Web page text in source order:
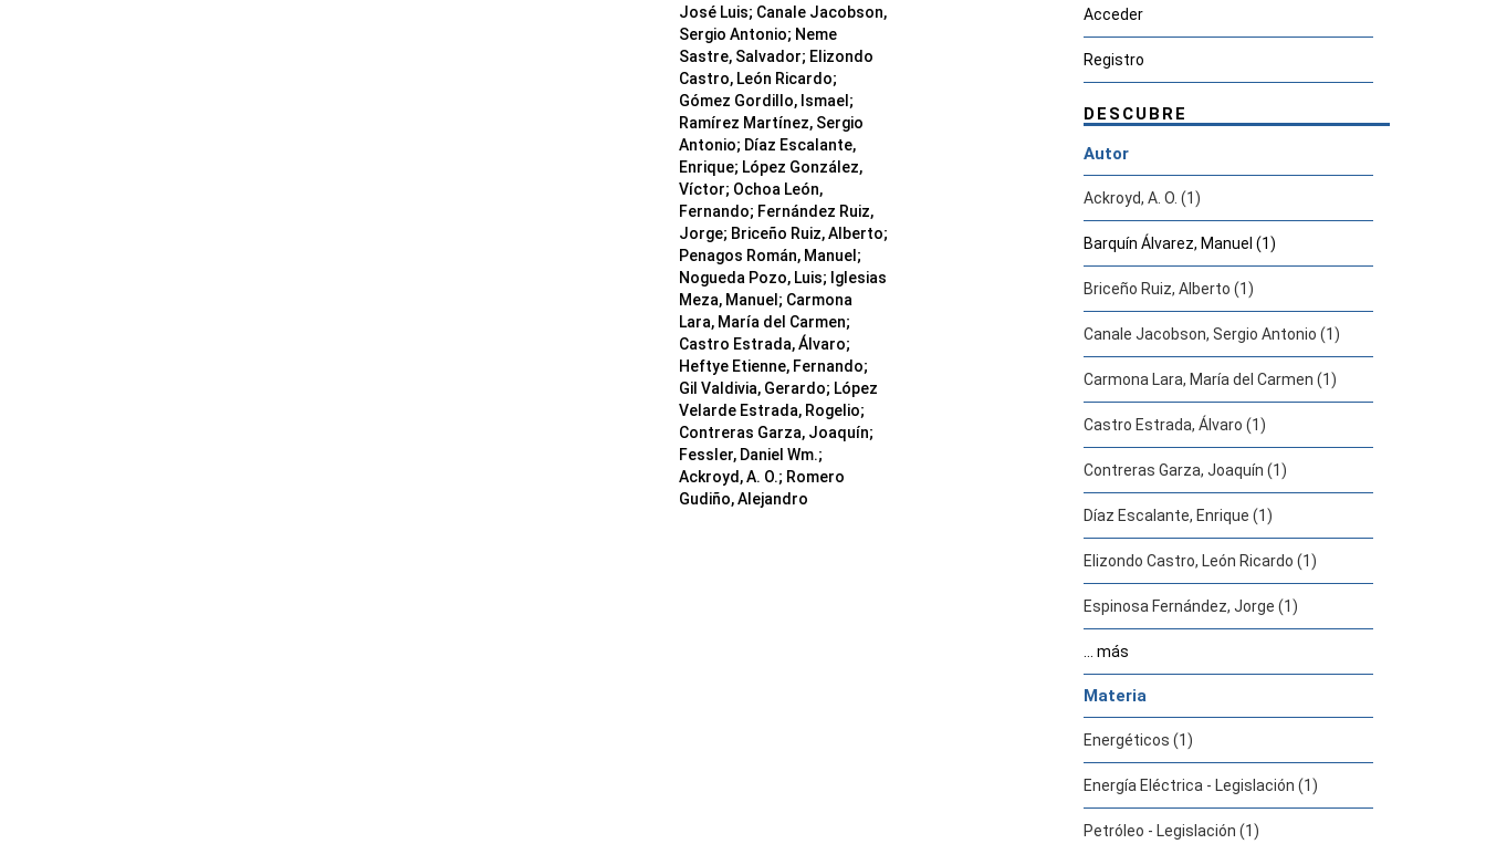
José Luis; Canale Jacobson,
Sergio Antonio; Neme
Sastre, Salvador; Elizondo
Castro, León Ricardo;
Gómez Gordillo, Ismael;
Ramírez Martínez, Sergio
Antonio; Díaz Escalante,
Enrique; López González,
Víctor; Ochoa León,
Fernando; Fernández Ruiz,
Jorge; Briceño Ruiz, Alberto;
Penagos Román, Manuel;
Nogueda Pozo, Luis; Iglesias
Meza, Manuel; Carmona
Lara, María del Carmen;
Castro Estrada, Álvaro;
Heftye Etienne, Fernando;
Gil Valdivia, Gerardo; López
Velarde Estrada, Rogelio;
Contreras Garza, Joaquín;
Fessler, Daniel Wm.;
Ackroyd, A. O.; Romero
Gudiño, Alejandro
Acceder
Registro
DESCUBRE
Autor
Ackroyd, A. O. (1)
Barquín Álvarez, Manuel (1)
Briceño Ruiz, Alberto (1)
Canale Jacobson, Sergio Antonio (1)
Carmona Lara, María del Carmen (1)
Castro Estrada, Álvaro (1)
Contreras Garza, Joaquín (1)
Díaz Escalante, Enrique (1)
Elizondo Castro, León Ricardo (1)
Espinosa Fernández, Jorge (1)
... más
Materia
Energéticos (1)
Energía Eléctrica - Legislación (1)
Petróleo - Legislación (1)